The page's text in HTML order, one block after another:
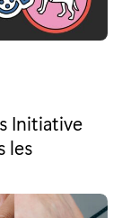
Initiative
les